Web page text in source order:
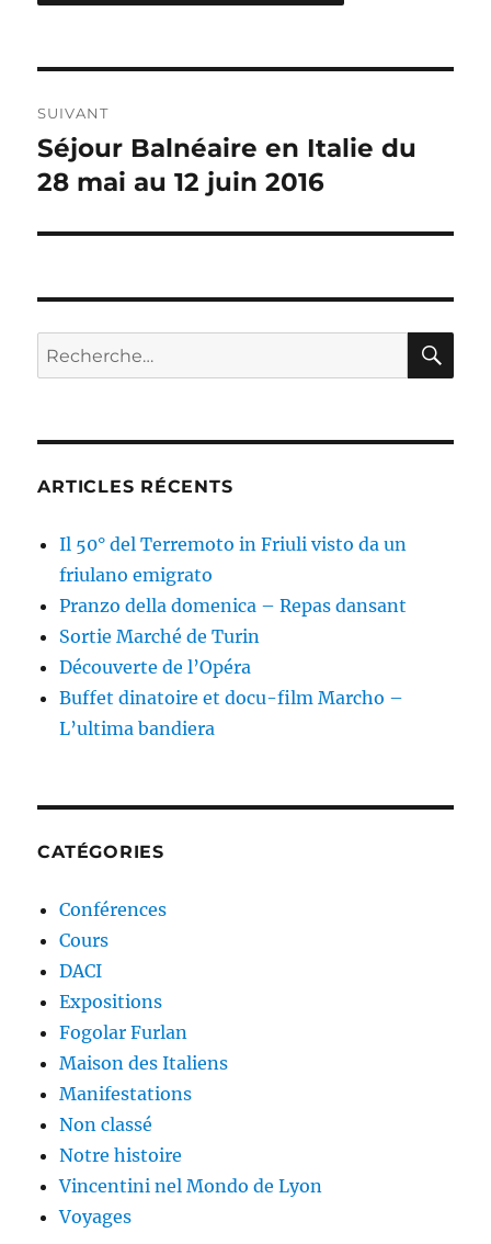
de
l’article
SUIVANT
Publication
suivante :
Séjour Balnéaire en Italie du
28 mai au 12 juin 2016
Recherche
pour :
ARTICLES RÉCENTS
Il 50° del Terremoto in Friuli visto da un
friulano emigrato
Pranzo della domenica – Repas dansant
Sortie Marché de Turin
Découverte de l’Opéra
Buffet dinatoire et docu-film Marcho –
L’ultima bandiera
CATÉGORIES
Conférences
Cours
DACI
Expositions
Fogolar Furlan
Maison des Italiens
Manifestations
Non classé
Notre histoire
Vincentini nel Mondo de Lyon
Voyages